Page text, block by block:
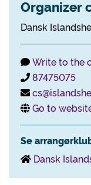
Organizer
Dansk
Write to the
87475075
Go to
Se
Dansk